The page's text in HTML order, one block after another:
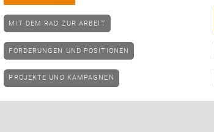
MIT DEM RAD ZUR ARBEIT
FORDERUNGEN UND POSITIONEN
PROJEKTE UND KAMPAGNEN